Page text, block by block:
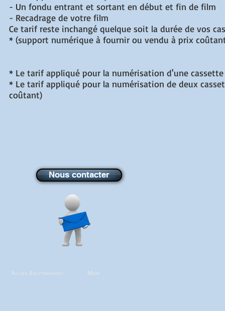
- Un fondu entrant et sortant en début et fin de film
- Recadrage de votre film
Ce tarif reste inchangé quelque soit la durée de vos
* (support numérique à fournir ou vendu à prix
* Le tarif appliqué pour la numérisation d'une
* Le tarif appliqué pour la numérisation de deux
coûtant)
Nous contacter
Accueil Easytransfert More